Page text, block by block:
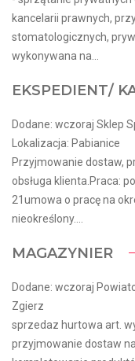
kancelarii prawnych,
stomatologicznych,
wykonywana na...
EKSPEDIENT/
Dodane: wczoraj Sklep
Lokalizacja: Pabianice
Przyjmowanie dostaw,
obsługa klienta.Praca:
21umowa o pracę na
nieokreślony....
MAGAZYNIER
Dodane: wczoraj
Zgierz
sprzedaz hurtowa art.
przyjmowanie dostaw